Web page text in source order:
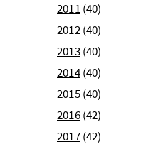
2011(40)
2012(40)
2013(40)
2014(40)
2015(40)
2016(42)
2017(42)